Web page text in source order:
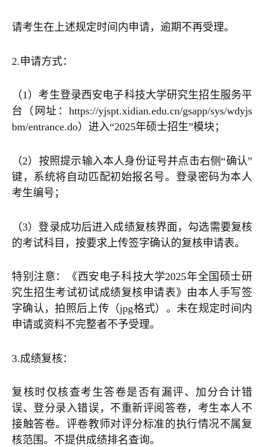
请考生在上述规定时间内申请，逾期不再受理。
2.申请方式：
（1）考生登录西安电子科技大学研究生招生服务平
台（网址：https://yjspt.xidian.edu.cn/gsapp/sys/wdyjs
bm/entrance.do）进入“2025年硕士招生”模块；
（2）按照提示输入本人身份证号并点击右侧“确认”
键，系统将自动匹配初始报名号。登录密码为本人
考生编号；
（3）登录成功后进入成绩复核界面，勾选需要复核
的考试科目，按要求上传签字确认的复核申请表。
特别注意：《西安电子科技大学2025年全国硕士研
究生招生考试初试成绩复核申请表》由本人手写签
字确认，拍照后上传（jpg格式）。未在规定时间内
申请或资料不完整者不予受理。
3.成绩复核：
复核时仅核查考生答卷是否有漏评、加分合计错
误、登分录入错误，不重新评阅答卷，考生本人不
接触答卷。评卷教师对评分标准的执行情况不属复
核范围。不提供成绩排名查询。